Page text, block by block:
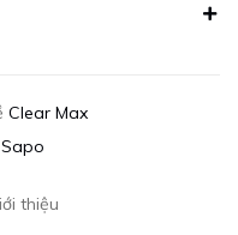
Clear Max
Sapo
thiệu